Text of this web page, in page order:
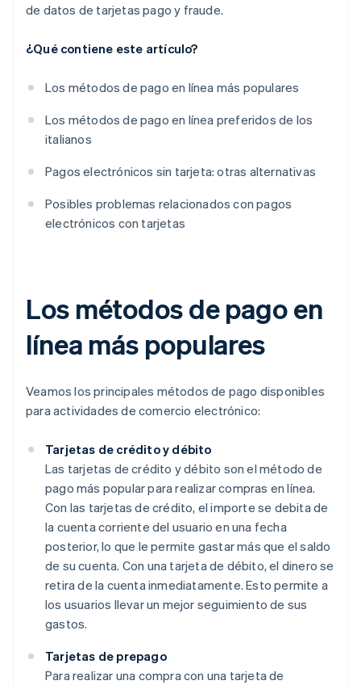
de datos de tarjetas pago y fraude.
¿Qué contiene este artículo?
Los métodos de pago en línea más populares
Los métodos de pago en línea preferidos de los
italianos
Pagos electrónicos sin tarjeta: otras alternativas
Posibles problemas relacionados con pagos
electrónicos con tarjetas
Los métodos de pago en
línea más populares
Veamos los principales métodos de pago disponibles
para actividades de comercio electrónico:
Tarjetas de crédito y débito
Las tarjetas de crédito y débito son el método de
pago más popular para realizar compras en línea.
Con las tarjetas de crédito, el importe se debita de
la cuenta corriente del usuario en una fecha
posterior, lo que le permite gastar más que el saldo
de su cuenta. Con una tarjeta de débito, el dinero se
retira de la cuenta inmediatamente. Esto permite a
los usuarios llevar un mejor seguimiento de sus
gastos.
Tarjetas de prepago
Para realizar una compra con una tarjeta de